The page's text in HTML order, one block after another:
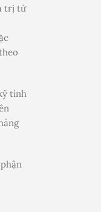
trị từ
tình